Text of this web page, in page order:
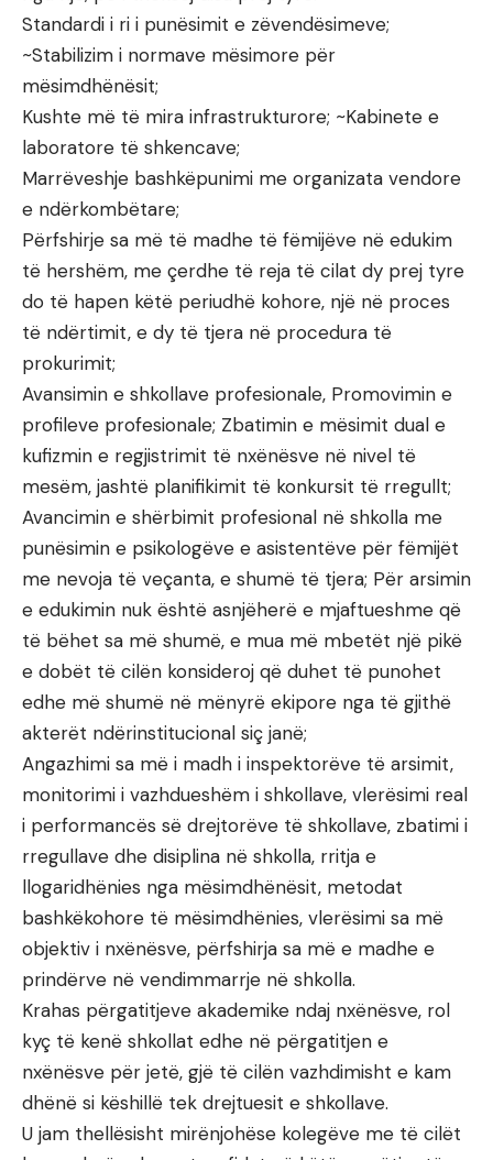
Standardi i ri i punësimit e zëvendësimeve;
~Stabilizim i normave mësimore për
mësimdhënësit;
Kushte më të mira infrastrukturore; ~Kabinete e
laboratore të shkencave;
Marrëveshje bashkëpunimi me organizata vendore
e ndërkombëtare;
Përfshirje sa më të madhe të fëmijëve në edukim
të hershëm, me çerdhe të reja të cilat dy prej tyre
do të hapen këtë periudhë kohore, një në proces
të ndërtimit, e dy të tjera në procedura të
prokurimit;
Avansimin e shkollave profesionale, Promovimin e
profileve profesionale; Zbatimin e mësimit dual e
kufizmin e regjistrimit të nxënësve në nivel të
mesëm, jashtë planifikimit të konkursit të rregullt;
Avancimin e shërbimit profesional në shkolla me
punësimin e psikologëve e asistentëve për fëmijët
me nevoja të veçanta, e shumë të tjera; Për arsimin
e edukimin nuk është asnjëherë e mjaftueshme që
të bëhet sa më shumë, e mua më mbetët një pikë
e dobët të cilën konsideroj që duhet të punohet
edhe më shumë në mënyrë ekipore nga të gjithë
akterët ndërinstitucional siç janë;
Angazhimi sa më i madh i inspektorëve të arsimit,
monitorimi i vazhdueshëm i shkollave, vlerësimi real
i performancës së drejtorëve të shkollave, zbatimi i
rregullave dhe disiplina në shkolla, rritja e
llogaridhënies nga mësimdhënësit, metodat
bashkëkohore të mësimdhënies, vlerësimi sa më
objektiv i nxënësve, përfshirja sa më e madhe e
prindërve në vendimmarrje në shkolla.
Krahas përgatitjeve akademike ndaj nxënësve, rol
kyç të kenë shkollat edhe në përgatitjen e
nxënësve për jetë, gjë të cilën vazhdimisht e kam
dhënë si këshillë tek drejtuesit e shkollave.
U jam thellësisht mirënjohëse kolegëve me të cilët